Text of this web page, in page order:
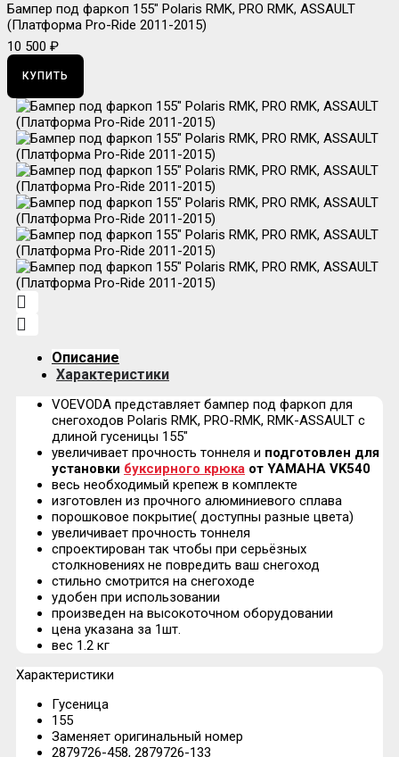
Бампер под фаркоп 155" Polaris RMK, PRO RMK, ASSAULT
(Платформа Pro-Ride 2011-2015)
10 500 ₽
КУПИТЬ
Описание
Характеристики
VOEVODA представляет бампер под фаркоп для
снегоходов Polaris RMK, PRO-RMK, RMK-ASSAULT с
длиной гусеницы 155"
увеличивает прочность тоннеля и подготовлен для
установки буксирного крюка от YAMAHA VK540
весь необходимый крепеж в комплекте
изготовлен из прочного алюминиевого сплава
порошковое покрытие( доступны разные цвета)
увеличивает прочность тоннеля
cпроектирован так чтобы при серьёзных
столкновениях не повредить ваш снегоход
стильно смотрится на снегоходе
удобен при использовании
произведен на высокоточном оборудовании
цена указана за 1шт.
вес 1.2 кг
Характеристики
Гусеница
155
Заменяет оригинальный номер
2879726-458, 2879726-133